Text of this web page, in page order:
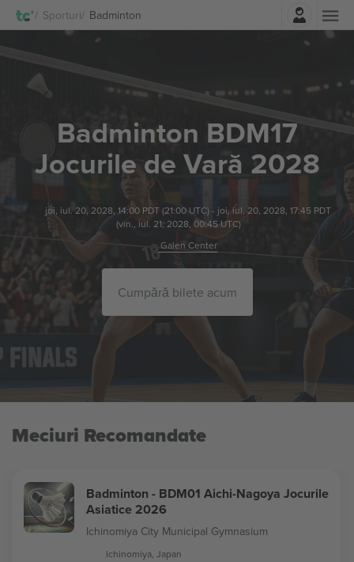
Sporturi Badminton
Badminton BDM17
Jocurile de Vară 2028
joi, iul. 20, 2028, 14:00 PDT(21:00 UTC)- joi, iul. 20, 2028, 17:45 PDT
(vin., iul. 21, 2028, 00:45 UTC)
Galen Center
Cumpără bilete acum
Meciuri Recomandate
Badminton - BDM01 Aichi-Nagoya Jocurile
Asiatice 2026
Ichinomiya City Municipal Gymnasium
Ichinomiya, Japan